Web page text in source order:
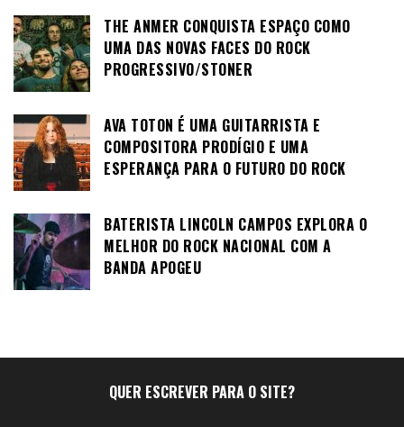
THE ANMER CONQUISTA ESPAÇO COMO
UMA DAS NOVAS FACES DO ROCK
PROGRESSIVO/STONER
AVA TOTON É UMA GUITARRISTA E
COMPOSITORA PRODÍGIO E UMA
ESPERANÇA PARA O FUTURO DO ROCK
BATERISTA LINCOLN CAMPOS EXPLORA O
MELHOR DO ROCK NACIONAL COM A
BANDA APOGEU
QUER ESCREVER PARA O SITE?